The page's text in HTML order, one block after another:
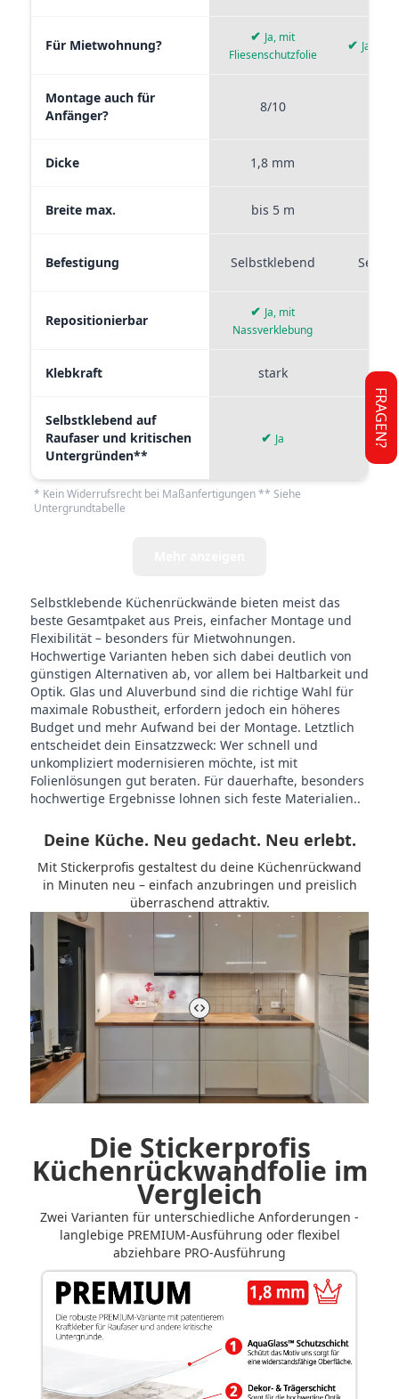
Für Mietwohnung?
✔ Ja, mit
Fliesenschutzfolie
✔ Ja,
Montage auch für
Anfänger?
8/10
Dicke 1,8 mm
Breite max. bis 5 m
Befestigung Selbstklebend
Repositionierbar
✔ Ja, mit
Nassverklebung
Klebkraft stark
Selbstklebend auf
Raufaser und kritischen
Untergründen**
✔ Ja ✘
* Kein Widerrufsrecht bei Maßanfertigungen ** Siehe
Untergrundtabelle
Selbstklebende Küchenrückwände bieten meist das
beste Gesamtpaket aus Preis, einfacher Montage und
Flexibilität – besonders für Mietwohnungen.
Hochwertige Varianten heben sich dabei deutlich von
günstigen Alternativen ab, vor allem bei Haltbarkeit und
Optik. Glas und Aluverbund sind die richtige Wahl für
maximale Robustheit, erfordern jedoch ein höheres
Budget und mehr Aufwand bei der Montage. Letztlich
entscheidet dein Einsatzzweck: Wer schnell und
unkompliziert modernisieren möchte, ist mit
Folienlösungen gut beraten. Für dauerhafte, besonders
hochwertige Ergebnisse lohnen sich feste Materialien..
Deine Küche. Neu gedacht. Neu erlebt.
Mit Stickerprofis gestaltest du deine Küchenrückwand
in Minuten neu – einfach anzubringen und preislich
überraschend attraktiv.
Die Stickerprofis
Küchenrückwandfolie im
Vergleich
Zwei Varianten für unterschiedliche Anforderungen -
langlebige PREMIUM-Ausführung oder flexibel
abziehbare PRO-Ausführung
FRAGEN?